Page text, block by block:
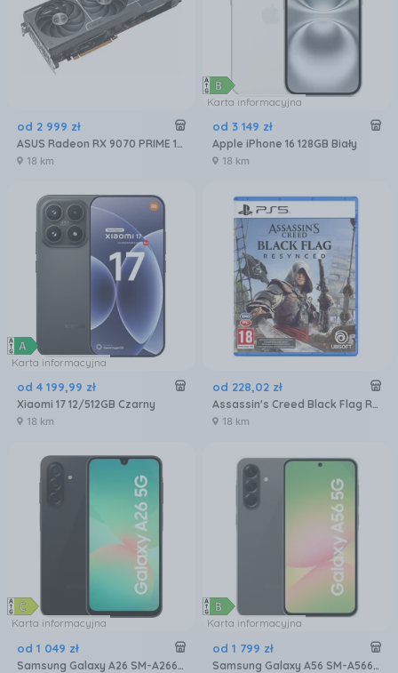
od 2 999 zł
ASUS Radeon RX 9070 PRIME 16GB OC (GRATIPASU544)
18 km
Karta informacyjna
od 3 149 zł
Apple iPhone 16 128GB Biały
18 km
Karta informacyjna
od 4 199,99 zł
Xiaomi 17 12/512GB Czarny
18 km
od 228,02 zł
Assassin's Creed Black Flag Resynced (Gra PS5)
18 km
Karta informacyjna
od 1 049 zł
Samsung Galaxy A26 SM-A266 6/128GB 5G Czarny
Karta informacyjna
od 1 799 zł
Samsung Galaxy A56 SM-A566 8/256GB Grafitowy